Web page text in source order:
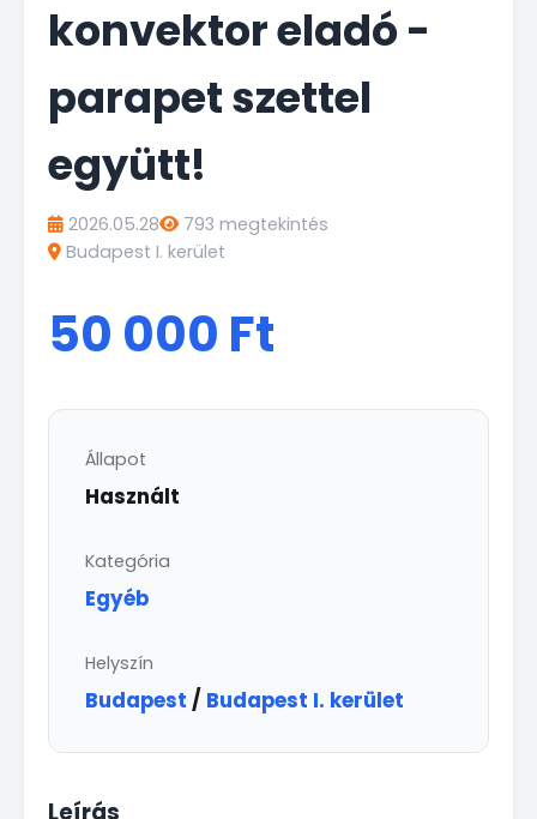
konvektor eladó -
parapet szettel
együtt!
2026.05.28
793 megtekintés
Budapest I. kerület
50 000 Ft
Állapot
Használt
Kategória
Egyéb
Helyszín
Budapest / Budapest I. kerület